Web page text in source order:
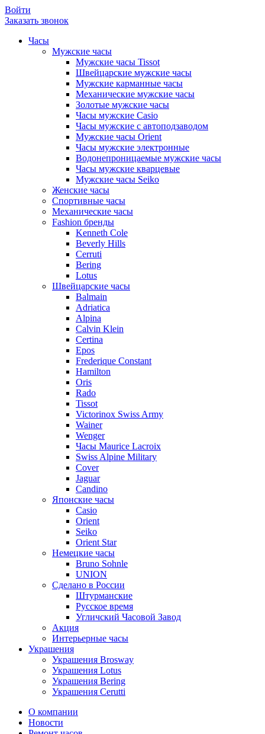
Войти
Заказать звонок
Часы
Мужские часы
Мужские часы Tissot
Швейцарские мужские часы
Мужские карманные часы
Механические мужские часы
Золотые мужские часы
Часы мужские Casio
Часы мужские с автоподзаводом
Мужские часы Orient
Часы мужские электронные
Водонепроницаемые мужские часы
Часы мужские кварцевые
Мужские часы Seiko
Женские часы
Спортивные часы
Механические часы
Fashion бренды
Kenneth Cole
Beverly Hills
Cerruti
Bering
Lotus
Швейцарские часы
Balmain
Adriatica
Alpina
Calvin Klein
Certina
Epos
Frederique Constant
Hamilton
Oris
Rado
Tissot
Victorinox Swiss Army
Wainer
Wenger
Часы Maurice Lacroix
Swiss Alpine Military
Cover
Jaguar
Candino
Японские часы
Casio
Orient
Seiko
Orient Star
Немецкие часы
Bruno Sohnle
UNION
Сделано в России
Штурманские
Русское время
Угличский Часовой Завод
Акция
Интерьерные часы
Украшения
Украшения Brosway
Украшения Lotus
Украшения Bering
Украшения Cerutti
О компании
Новости